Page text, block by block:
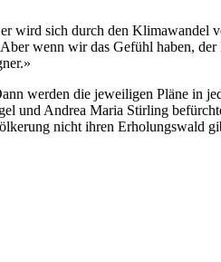
wird sich durch den Klimawandel
wenn wir das Gefühl haben,
werden die jeweiligen Pläne in
und Andrea Maria Stirling
nicht ihren Erholungswald